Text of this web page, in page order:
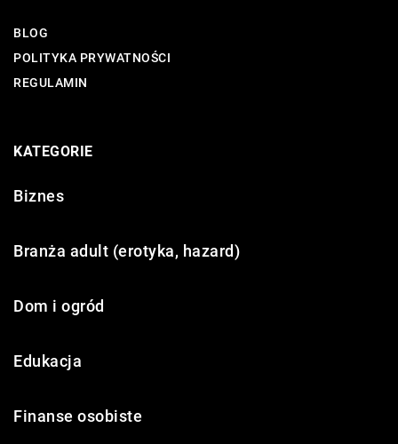
BLOG
POLITYKA PRYWATNOŚCI
REGULAMIN
KATEGORIE
Biznes
Branża adult (erotyka, hazard)
Dom i ogród
Edukacja
Finanse osobiste